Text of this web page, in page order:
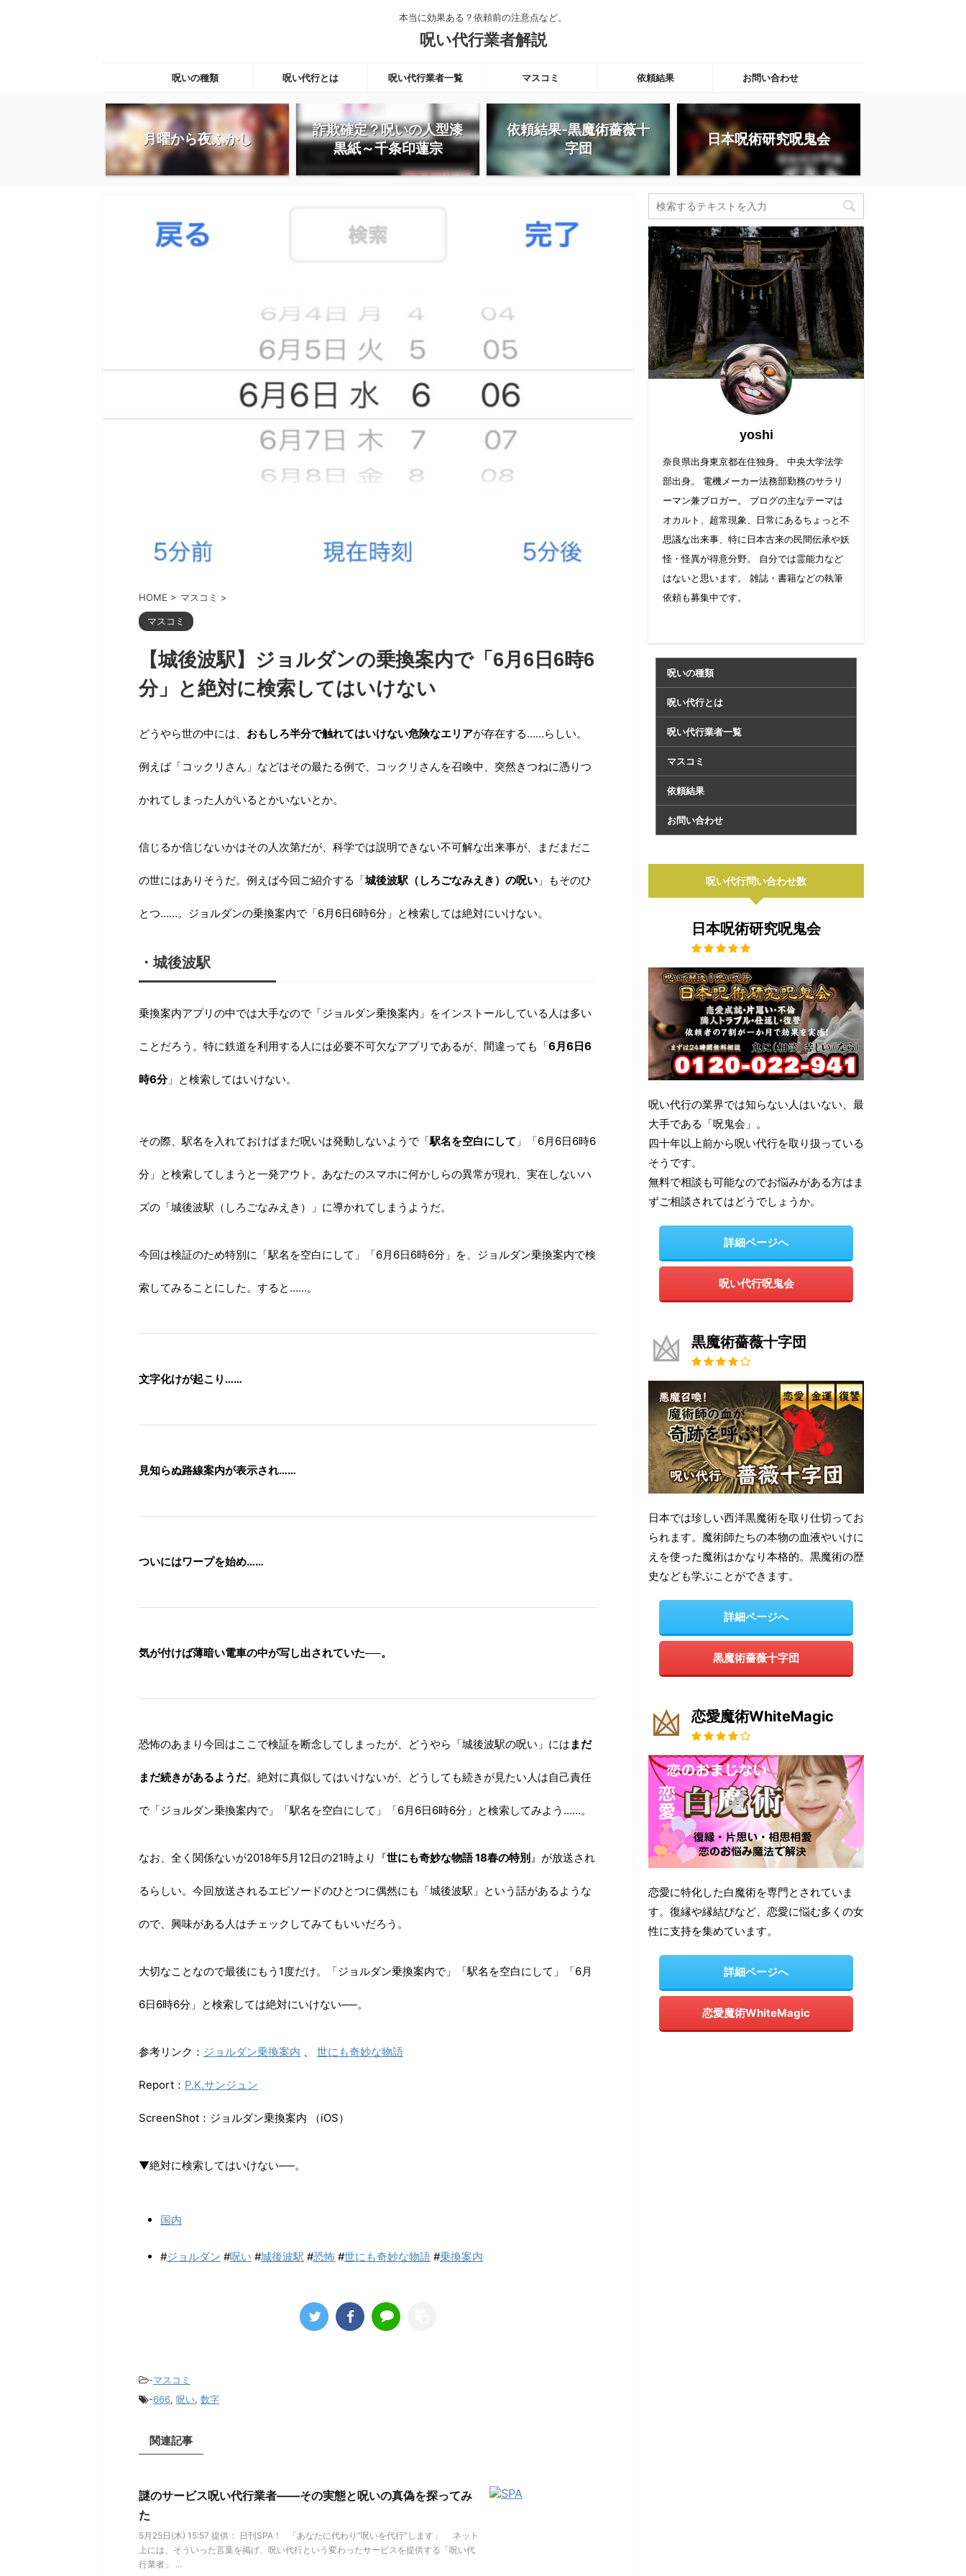
本当に効果ある？依頼前の注意点など。
呪い代行業者解説
呪いの種類 呪い代行とは 呪い代行業者一覧 マスコミ 依頼結果 お問い合わせ
月曜から夜ふかし
詐欺確定？呪いの人型漆
黒紙～千条印蓮宗
依頼結果-黒魔術薔薇十
字団
日本呪術研究呪鬼会
HOME > マスコミ >
マスコミ
【城後波駅】ジョルダンの乗換案内で「6月6日6時6
分」と絶対に検索してはいけない
どうやら世の中には、 おもしろ半分で触れてはいけない危険なエリアが存在する……らしい。
例えば「コックリさん」などはその最たる例で、コックリさんを召喚中、突然きつねに憑りつ
かれてしまった人がいるとかいないとか。
信じるか信じないかはその人次第だが、科学では説明できない不可解な出来事が、まだまだこ
の世にはありそうだ。例えば今回ご紹介する「城後波駅（しろごなみえき）の呪い 」もそのひ
とつ……。ジョルダンの乗換案内で「6月6日6時6分」と検索しては絶対にいけない。
・城後波駅
乗換案内アプリの中では大手なので「ジョルダン乗換案内」をインストールしている人は多い
ことだろう。特に鉄道を利用する人には必要不可欠なアプリであるが、間違っても「6月6日6
時6分」と検索してはいけない。
その際、駅名を入れておけばまだ呪いは発動しないようで「駅名を空白にして 」「6月6日6時6
分」と検索してしまうと一発アウト。あなたのスマホに何かしらの異常が現れ、実在しないハ
ズの「城後波駅（しろごなみえき）」に導かれてしまうようだ。
今回は検証のため特別に「駅名を空白にして」「6月6日6時6分」を、ジョルダン乗換案内で検
索してみることにした。すると……。
文字化けが起こり……
見知らぬ路線案内が表示され……
ついにはワープを始め……
気が付けば薄暗い電車の中が写し出されていた──。
恐怖のあまり今回はここで検証を断念してしまったが、どうやら「城後波駅の呪い」には まだ
まだ続きがあるようだ。絶対に真似してはいけないが、どうしても続きが見たい人は自己責任
で「ジョルダン乗換案内で」「駅名を空白にして」「6月6日6時6分」と検索してみよう……。
なお、全く関係ないが2018年5月12日の21時より『世にも奇妙な物語 18春の特別 』が放送され
るらしい。今回放送されるエピソードのひとつに偶然にも「城後波駅」という話があるような
ので、興味がある人はチェックしてみてもいいだろう。
大切なことなので最後にもう1度だけ。「ジョルダン乗換案内で」「駅名を空白にして」「6月
6日6時6分」と検索しては絶対にいけない──。
参考リンク： ジョルダン乗換案内 世にも奇妙な物語
Report： P.K.サンジュン
ScreenShot：ジョルダン乗換案内 （iOS）
▼絶対に検索してはいけない──。
国内
#ジョルダン #呪い #城後波駅 #恐怖 #世にも奇妙な物語 #乗換案内
-マスコミ
-666, 呪い, 数字
関連記事
謎のサービス呪い代行業者――その実態と呪いの真偽を探ってみ
た
5月25日(木) 15:57 提供： 日刊SPA！ 「あなたに代わり“呪いを代行”します」 ネット
上には、そういった言葉を掲げ、呪い代行という変わったサービスを提供する「呪い代
行業者」 ...
yoshi
奈良県出身東京都在住独身。 中央大学法学
部出身。 電機メーカー法務部勤務のサラリ
ーマン兼ブロガー。 ブログの主なテーマは
オカルト、超常現象、日常にあるちょっと不
思議な出来事、特に日本古来の民間伝承や妖
怪・怪異が得意分野。 自分では霊能力など
はないと思います。 雑誌・書籍などの執筆
依頼も募集中です。
呪いの種類
呪い代行とは
呪い代行業者一覧
マスコミ
依頼結果
お問い合わせ
呪い代行問い合わせ数
日本呪術研究呪鬼会
呪い代行の業界では知らない人はいない、最
大手である「呪鬼会」。
四十年以上前から呪い代行を取り扱っている
そうです。
無料で相談も可能なのでお悩みがある方はま
ずご相談されてはどうでしょうか。
詳細ページへ
呪い代行呪鬼会
黒魔術薔薇十字団
日本では珍しい西洋黒魔術を取り仕切ってお
られます。魔術師たちの本物の血液やいけに
えを使った魔術はかなり本格的。黒魔術の歴
史なども学ぶことができます。
詳細ページへ
黒魔術薔薇十字団
恋愛魔術WhiteMagic
恋愛に特化した白魔術を専門とされていま
す。復縁や縁結びなど、恋愛に悩む多くの女
性に支持を集めています。
詳細ページへ
恋愛魔術WhiteMagic